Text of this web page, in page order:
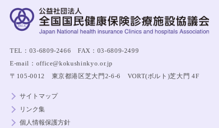
TEL：03-6809-2466 FAX：03-6809-2499
E-mail：office@kokushinkyo.or.jp
〒105-0012 東京都港区芝大門2-6-6 VORT(ボルト)芝大門 4F
サイトマップ
リンク集
個人情報保護方針